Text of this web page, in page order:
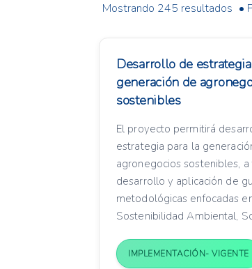
Mostrando 245 resultados •
Desarrollo de
generación de
sostenibles
El proyecto permitirá
estrategia para la
agronegocios sostenibles,
desarrollo y aplicación de
metodológicas enfocadas
Sostenibilidad Ambiental,
IMPLEMENTACIÓN- VIGENTE